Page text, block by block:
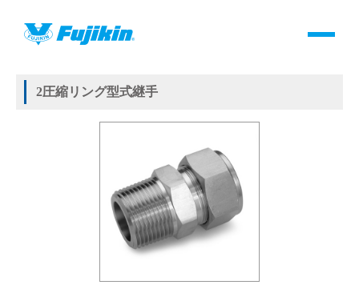
製品情報
製品カタログダウンロード
HOME 製品情報
2圧縮リング型式継手